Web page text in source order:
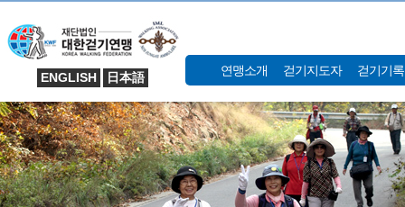
ENGLISH 日本語 연맹소개 걷기지도자 걷기기